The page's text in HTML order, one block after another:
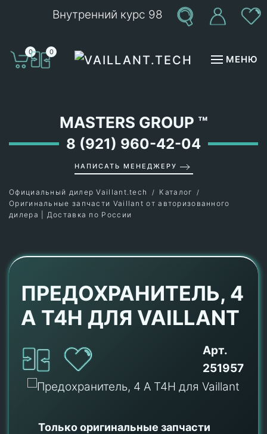
Внутренний курс 98
0 0
МЕНЮ
MASTERS GROUP ™
8 (921) 960-42-04
НАПИСАТЬ МЕНЕДЖЕРУ
Официальный дилер Vaillant.tech
Каталог
Оригинальные запчасти Vaillant от авторизованного
дилера | Доставка по России
ПРЕДОХРАНИТЕЛЬ, 4
A T4H ДЛЯ VAILLANT
Арт.
251957
Только оригинальные запчасти